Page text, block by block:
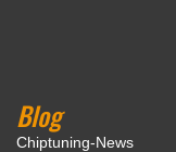
Blog
Chiptuning-News